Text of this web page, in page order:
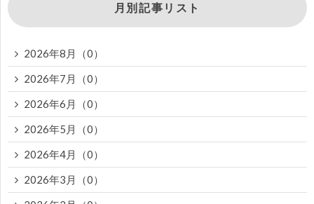
月別記事リスト
2026年8月（0）
2026年7月（0）
2026年6月（0）
2026年5月（0）
2026年4月（0）
2026年3月（0）